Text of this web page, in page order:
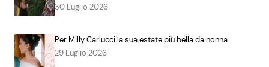
30 Luglio 2026
Per Milly Carlucci la sua estate più bella da nonna
29 Luglio 2026